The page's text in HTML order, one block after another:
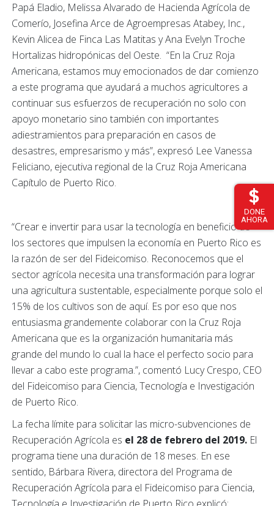
DONE
AHORA
Papá Eladio, Melissa Alvarado de Hacienda Agrícola de
Comerío, Josefina Arce de Agroempresas Atabey, Inc.,
Kevin Alicea de Finca Las Matitas y Ana Evelyn Troche
Hortalizas hidropónicas del Oeste. “En la Cruz Roja
Americana, estamos muy emocionados de dar comienzo
a este programa que ayudará a muchos agricultores a
continuar sus esfuerzos de recuperación no solo con
apoyo monetario sino también con importantes
adiestramientos para preparación en casos de
desastres, empresarismo y más”, expresó Lee Vanessa
Feliciano, ejecutiva regional de la Cruz Roja Americana
Capítulo de Puerto Rico.
“Crear e invertir para usar la tecnología en beneficio de
los sectores que impulsen la economía en Puerto Rico es
la razón de ser del Fideicomiso. Reconocemos que el
sector agrícola necesita una transformación para lograr
una agricultura sustentable, especialmente porque solo el
15% de los cultivos son de aquí. Es por eso que nos
entusiasma grandemente colaborar con la Cruz Roja
Americana que es la organización humanitaria más
grande del mundo lo cual la hace el perfecto socio para
llevar a cabo este programa.”, comentó Lucy Crespo, CEO
del Fideicomiso para Ciencia, Tecnología e Investigación
de Puerto Rico.
La fecha límite para solicitar las micro-subvenciones de
Recuperación Agrícola es el 28 de febrero del 2019. El
programa tiene una duración de 18 meses. En ese
sentido, Bárbara Rivera, directora del Programa de
Recuperación Agrícola para el Fideicomiso para Ciencia,